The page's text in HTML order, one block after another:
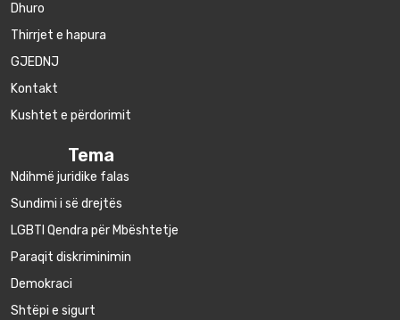
Dhuro
Thirrjet e hapura
GJEDNJ
Kontakt
Kushtet e përdorimit
Tema
Ndihmë juridike falas
Sundimi i së drejtës
LGBTI Qendra për Mbështetje
Paraqit diskriminimin
Demokraci
Shtëpi e sigurt